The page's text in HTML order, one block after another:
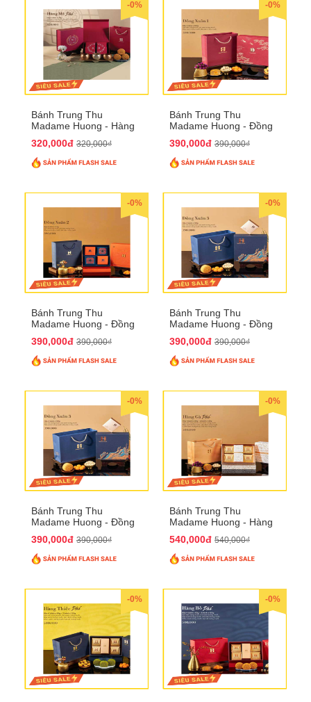
-0%
Bánh Trung Thu
Madame Huong - Hàng
320,000đ 320,000₫
-0%
Bánh Trung Thu
Madame Huong - Đồng
390,000đ 390,000₫
-0%
Bánh Trung Thu
Madame Huong - Đồng
390,000đ 390,000₫
-0%
Bánh Trung Thu
Madame Huong - Đồng
390,000đ 390,000₫
-0%
Bánh Trung Thu
Madame Huong - Đồng
390,000đ 390,000₫
-0%
Bánh Trung Thu
Madame Huong - Hàng
540,000đ 540,000₫
-0% -0%